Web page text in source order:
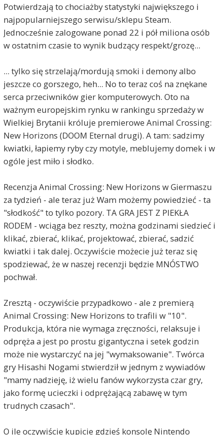
Potwierdzają to chociażby statystyki największego i
najpopularniejszego serwisu/sklepu Steam.
Jednocześnie zalogowane ponad 22 i pół miliona osób
w ostatnim czasie to wynik budzący respekt/grozę...
... tylko się strzelają/mordują smoki i demony albo
jeszcze co gorszego, heh... No to teraz coś na znękane
serca przeciwników gier komputerowych. Oto na
ważnym europejskim rynku w rankingu sprzedaży w
Wielkiej Brytanii króluje premierowe Animal Crossing:
New Horizons (DOOM Eternal drugi). A tam: sadzimy
kwiatki, łapiemy ryby czy motyle, meblujemy domek i w
ogóle jest miło i słodko.
Recenzja Animal Crossing: New Horizons w Giermaszu
za tydzień - ale teraz już Wam możemy powiedzieć - ta
"słodkość" to tylko pozory. TA GRA JEST Z PIEKŁA
RODEM - wciąga bez reszty, można godzinami siedzieć i
klikać, zbierać, klikać, projektować, zbierać, sadzić
kwiatki i tak dalej. Oczywiście możecie już teraz się
spodziewać, że w naszej recenzji będzie MNÓSTWO
pochwał.
Zresztą - oczywiście przypadkowo - ale z premierą
Animal Crossing: New Horizons to trafili w "10".
Produkcja, która nie wymaga zręczności, relaksuje i
odpręża a jest po prostu gigantyczna i setek godzin
może nie wystarczyć na jej "wymaksowanie". Twórca
gry Hisashi Nogami stwierdził w jednym z wywiadów
"mamy nadzieję, iż wielu fanów wykorzysta czar gry,
jako formę ucieczki i odprężającą zabawę w tym
trudnych czasach".
O ile oczywiście kupicie gdzieś konsolę Nintendo